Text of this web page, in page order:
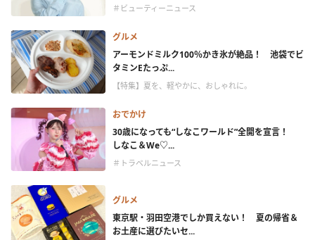
＃ビューティーニュース
グルメ
アーモンドミルク100％かき氷が絶品！ 池袋でビ
タミンEたっぷ...
【特集】夏を、軽やかに、おしゃれに。
おでかけ
30歳になっても“しなこワールド”全開を宣言！
しなこ＆We♡...
＃トラベルニュース
グルメ
東京駅・羽田空港でしか買えない！ 夏の帰省＆
お土産に選びたいセ...